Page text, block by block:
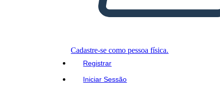
Cadastre-se como pessoa física.
Registrar
Iniciar Sessão